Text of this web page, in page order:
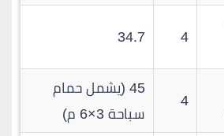
4
34.7
4
45 (يشمل حمام
سباحة 3×6 م)